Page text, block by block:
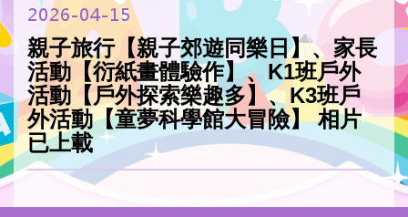
2026-04-15
親子旅行【親子郊遊同樂日】、家長
活動【衍紙畫體驗作】、K1班戶外
活動【戶外探索樂趣多】、K3班戶
外活動【童夢科學館大冒險】 相片
已上載